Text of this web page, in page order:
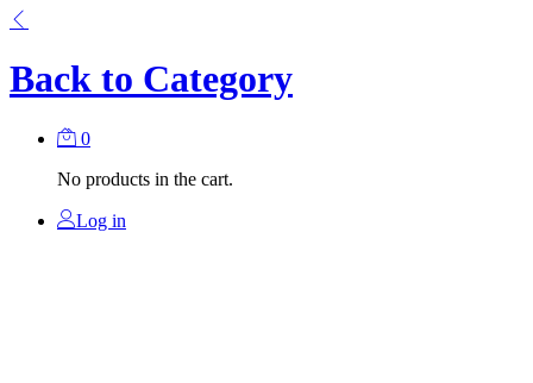
Back to Category
0
No products in the cart.
Log in